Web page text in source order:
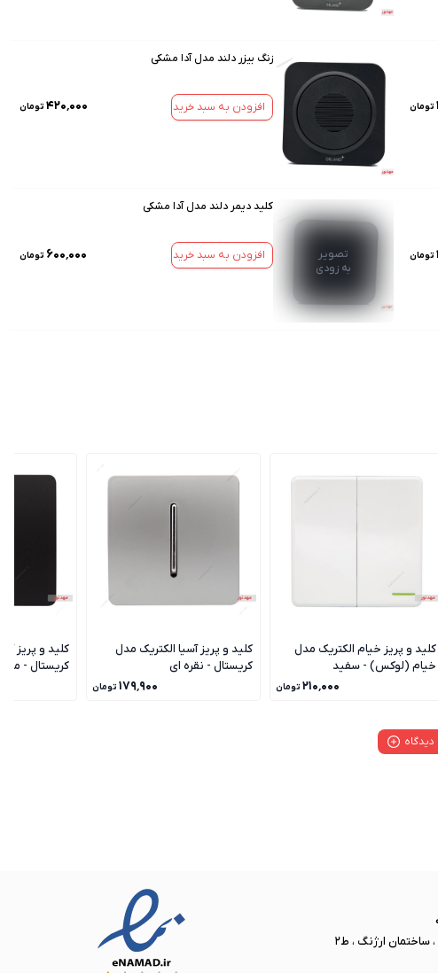
تومان
زنگ بیزر دلند مدل آدا مشکی
افزودن به سبد خرید ۴۲۰٬۰۰۰ تومان
تومان
تصویر
به زودی
کلید دیمر دلند مدل آدا مشکی
افزودن به سبد خرید ۶۰۰٬۰۰۰ تومان
کلید و پریز خیام الکتریک مدل
خیام (لوکس) - سفید
۲۱۰٬۰۰۰ تومان
کلید و پریز آسیا الکتریک مدل
کریستال - نقره ای
۱۷۹٬۹۰۰ تومان
کلید و پریز
کریستال -
، ساختمان ارژنگ ، ط2